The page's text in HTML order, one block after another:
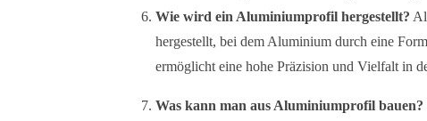
Wie wird ein Aluminiumprofil hergestellt?
hergestellt, bei dem Aluminium durch eine
ermöglicht eine hohe Präzision und Vielfalt in
Was kann man aus Aluminiumprofil bauen?